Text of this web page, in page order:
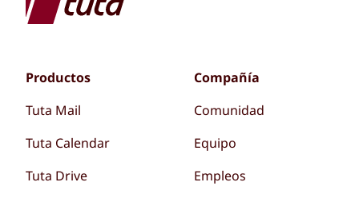
Productos
Tuta Mail
Tuta Calendar
Tuta Drive
Compañía
Comunidad
Equipo
Empleos